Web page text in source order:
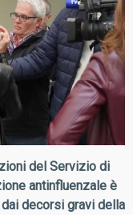
del Servizio di
antinfluenzale è
decorsi gravi della